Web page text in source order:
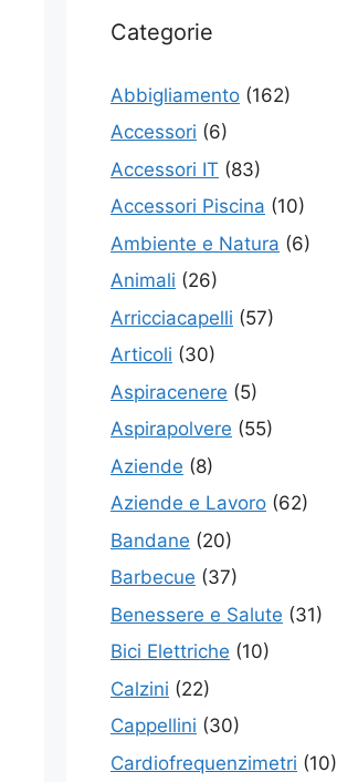
Categorie
Abbigliamento (162)
Accessori (6)
Accessori IT (83)
Accessori Piscina (10)
Ambiente e Natura (6)
Animali (26)
Arricciacapelli (57)
Articoli (30)
Aspiracenere (5)
Aspirapolvere (55)
Aziende (8)
Aziende e Lavoro (62)
Bandane (20)
Barbecue (37)
Benessere e Salute (31)
Bici Elettriche (10)
Calzini (22)
Cappellini (30)
Cardiofrequenzimetri (10)